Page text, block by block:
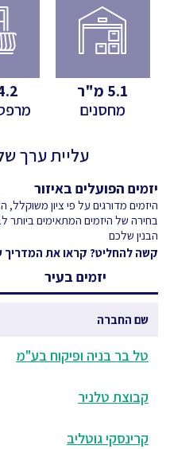
5.1 מ"ר
מחסנים
עליית ערך
יזמים הפועלים באיזור
היזמים מדורגים על פי ציון
בחירה של היזמים המתאימים ביותר
הבנין שלכם
קשה להחליט? קראו את המדריך
יזמים בעיר
שם החברה
טל בר בניה ופיקוח בע"מ
קבוצת טלניר
קרינסקי גוטליב